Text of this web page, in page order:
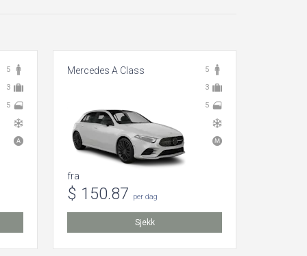
5
3
5
5
3
5
Mercedes A Class
fra
$ 150.87 per dag
Sjekk